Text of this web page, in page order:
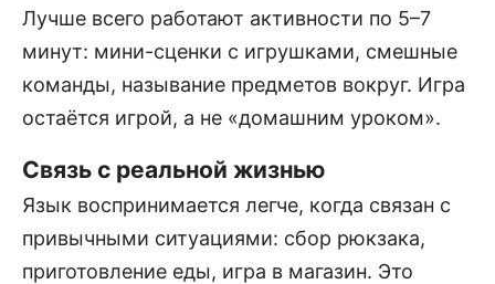
Лучше всего работают активности по 5–7
минут: мини-сценки с игрушками, смешные
команды, называние предметов вокруг. Игра
остаётся игрой, а не «домашним уроком».
Связь с реальной жизнью
Язык воспринимается легче, когда связан с
привычными ситуациями: сбор рюкзака,
приготовление еды, игра в магазин. Это